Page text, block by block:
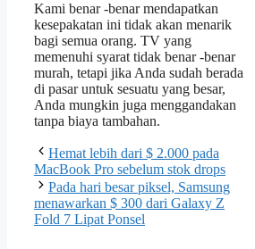
Kami benar -benar mendapatkan
kesepakatan ini tidak akan menarik
bagi semua orang. TV yang
memenuhi syarat tidak benar -benar
murah, tetapi jika Anda sudah berada
di pasar untuk sesuatu yang besar,
Anda mungkin juga menggandakan
tanpa biaya tambahan.
Hemat lebih dari $ 2.000 pada
MacBook Pro sebelum stok drops
Pada hari besar piksel, Samsung
menawarkan $ 300 dari Galaxy Z
Fold 7 Lipat Ponsel